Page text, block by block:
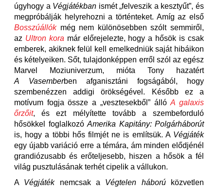
úgyhogy a Végjátékban ismét „felveszik a kesztyűt”, és
megpróbálják helyrehozni a történteket. Amíg az első
Bosszúállókmég nem különösebben szólt semmiről,
az Ultron kora már előrejelezte, hogy a hősök is csak
emberek, akiknek felül kell emelkedniük saját hibáikon
és kételyeiken. Sőt, tulajdonképpen erről szól az egész
Marvel Moziuniverzum, mióta Tony hazatért
A Vasemberben afganisztáni fogságából, hogy
szembenézzen addigi örökségével. Később ez a
motívum fogja össze a „vesztesekből” állóA galaxis
őrzőit, és ezt mélyítette tovább a szembeforduló
hősökkel foglalkozó Amerika Kapitány: Polgárháborút
is, hogy a többi hős filmjét ne is említsük. A Végjáték
egy újabb variáció erre a témára, ám minden elődjénél
grandiózusabb és erőteljesebb, hiszen a hősök a fél
világ pusztulásának terhét cipelik a vállukon.
A Végjátéknemcsak a Végtelen háborúközvetlen